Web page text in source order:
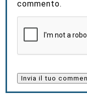
commento.